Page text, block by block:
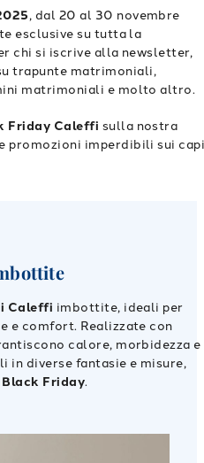
, dal 20 al 30 novembre
esclusive su tutta la
chi si iscrive alla newsletter,
trapunte matrimoniali,
matrimoniali e molto altro.
Friday Caleffi sulla nostra
promozioni imperdibili sui
Caleffi imbottite, ideali per
comfort. Realizzate con
calore, morbidezza e
in diverse fantasie e misure,
Friday.